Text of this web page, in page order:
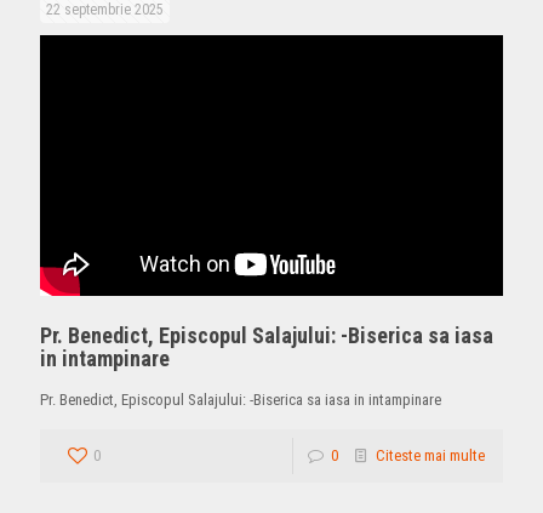
22 septembrie 2025
Pr. Benedict, Episcopul Salajului: -Biserica sa iasa
in intampinare
Pr. Benedict, Episcopul Salajului: -Biserica sa iasa in intampinare
0 0 Citeste mai multe